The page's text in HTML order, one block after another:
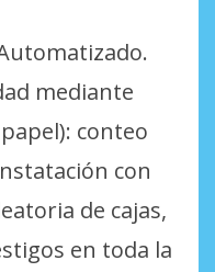
mediante
conteo
con
de cajas,
en toda la